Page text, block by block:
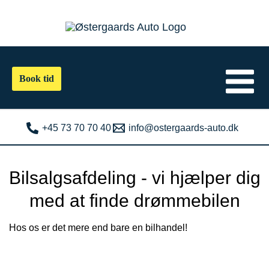
Book tid
+45 73 70 70 40 info@ostergaards-auto.dk
Bilsalgsafdeling - vi hjælper dig
med at finde drømmebilen
Hos os er det mere end bare en bilhandel!